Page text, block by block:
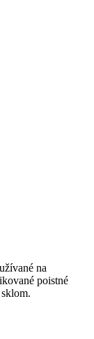
na
poistné